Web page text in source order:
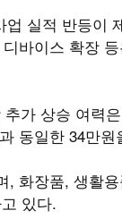
실적 반등이
바이스 확장
가 상승 여력
동일한 34만원
, 화장품, 생활
있다.